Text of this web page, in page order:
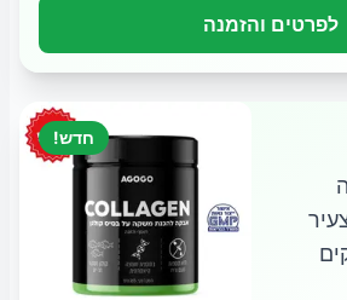
לפרטים והזמנה
חדש!